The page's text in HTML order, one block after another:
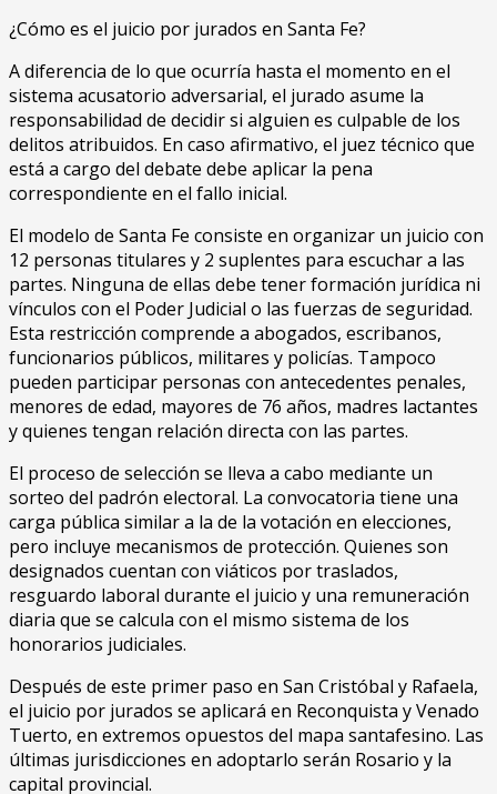
¿Cómo es el juicio por jurados en Santa Fe?
A diferencia de lo que ocurría hasta el momento en el
sistema acusatorio adversarial, el jurado asume la
responsabilidad de decidir si alguien es culpable de los
delitos atribuidos. En caso afirmativo, el juez técnico que
está a cargo del debate debe aplicar la pena
correspondiente en el fallo inicial.
El modelo de Santa Fe consiste en organizar un juicio con
12 personas titulares y 2 suplentes para escuchar a las
partes. Ninguna de ellas debe tener formación jurídica ni
vínculos con el Poder Judicial o las fuerzas de seguridad.
Esta restricción comprende a abogados, escribanos,
funcionarios públicos, militares y policías. Tampoco
pueden participar personas con antecedentes penales,
menores de edad, mayores de 76 años, madres lactantes
y quienes tengan relación directa con las partes.
El proceso de selección se lleva a cabo mediante un
sorteo del padrón electoral. La convocatoria tiene una
carga pública similar a la de la votación en elecciones,
pero incluye mecanismos de protección. Quienes son
designados cuentan con viáticos por traslados,
resguardo laboral durante el juicio y una remuneración
diaria que se calcula con el mismo sistema de los
honorarios judiciales.
Después de este primer paso en San Cristóbal y Rafaela,
el juicio por jurados se aplicará en Reconquista y Venado
Tuerto, en extremos opuestos del mapa santafesino. Las
últimas jurisdicciones en adoptarlo serán Rosario y la
capital provincial.